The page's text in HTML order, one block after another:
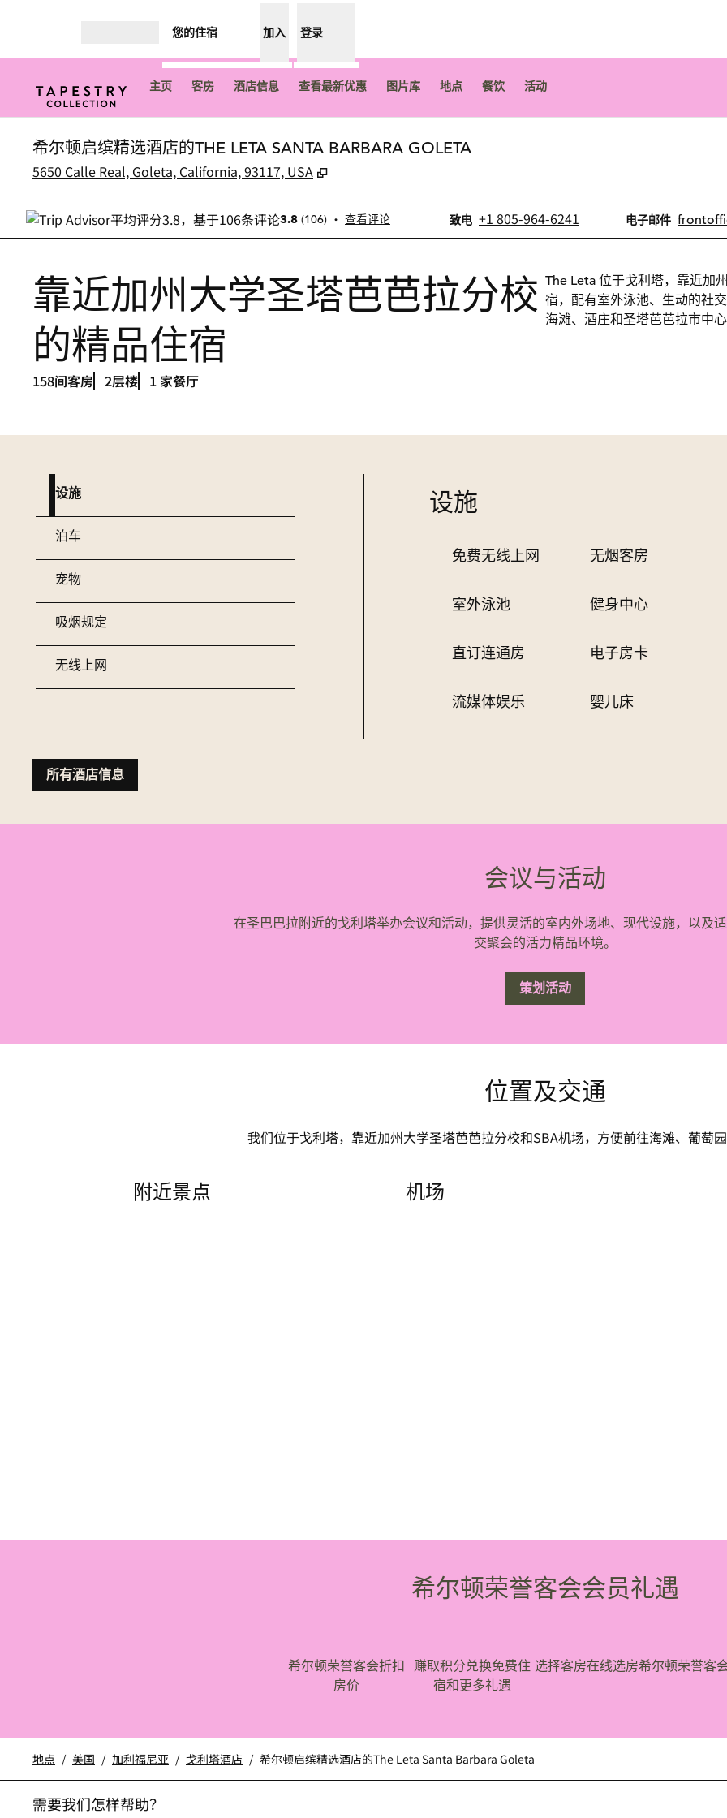
您的住宿 加入 登录
主页 客房 酒店信息 查看最新优惠​ 图片库 地点 餐饮 活动
希尔顿启缤精选酒店的THE LETA SANTA BARBARA GOLETA
5650 Calle Real, Goleta, California, 93117, USA ,
3.8 (106) • 查看评论 致电
电话 +1 805-964-6241 电子邮件
电子邮件
靠近加州大学圣塔芭芭拉分校
的精品住宿
158间客房 2层楼 1 家餐厅
The Leta 位于戈利塔，靠近加
宿，配有室外泳池、生动的社
海滩、酒庄和圣塔芭芭拉市中
设施
泊车
宠物
吸烟规定
无线上网
设施
免费无线上网 无烟客房
室外泳池 健身中心
直订连通房 电子房卡
流媒体娱乐 婴儿床
所有酒店信息
会议与活动
在圣巴巴拉附近的戈利塔举办会议和活动，提供灵活的室内外场地、现代设施，以及
交聚会的活力精品环境。
策划活动
位置及交通
我们位于戈利塔，靠近加州大学圣塔芭芭拉分校和SBA机场，方便前往海滩、葡萄园
附近景点 机场
希尔顿荣誉客会会员礼遇
希尔顿荣誉客会折扣
房价
赚取积分兑换免费住
宿和更多礼遇
选择客房在线选房希尔顿荣誉客
地点 / 美国 / 加利福尼亚 / 戈利塔酒店 / 希尔顿启缤精选酒店的The Leta Santa Barbara Goleta
需要我们怎样帮助？